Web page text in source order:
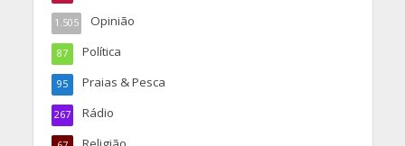
Opinião
1.505
Política
87
Praias & Pesca
95
Rádio
267